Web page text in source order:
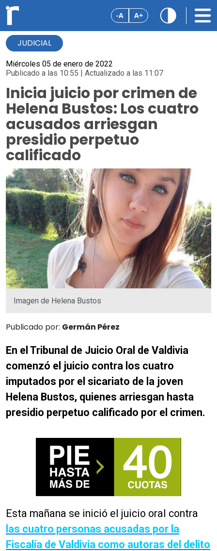
-A A+
JUDICIAL
Miércoles 05 de enero de 2022
Publicado a las 10:55 | Actualizado a las 11:07
Inicia juicio por crimen de
Helena Bustos: Los cuatro
acusados arriesgan
presidio perpetuo
calificado
Imagen de Helena Bustos
Publicado por: Germán Pérez
En el Tribunal de Juicio Oral de Valdivia
comenzó el juicio contra los cuatro
imputados por el sicariato de la joven
Helena Bustos, quienes arriesgan hasta
presidio perpetuo calificado por el crimen.
Esta mañana se inició el juicio oral contra
las cuatro personas acusadas por la
Fiscalía de Valdivia como autoras del delito